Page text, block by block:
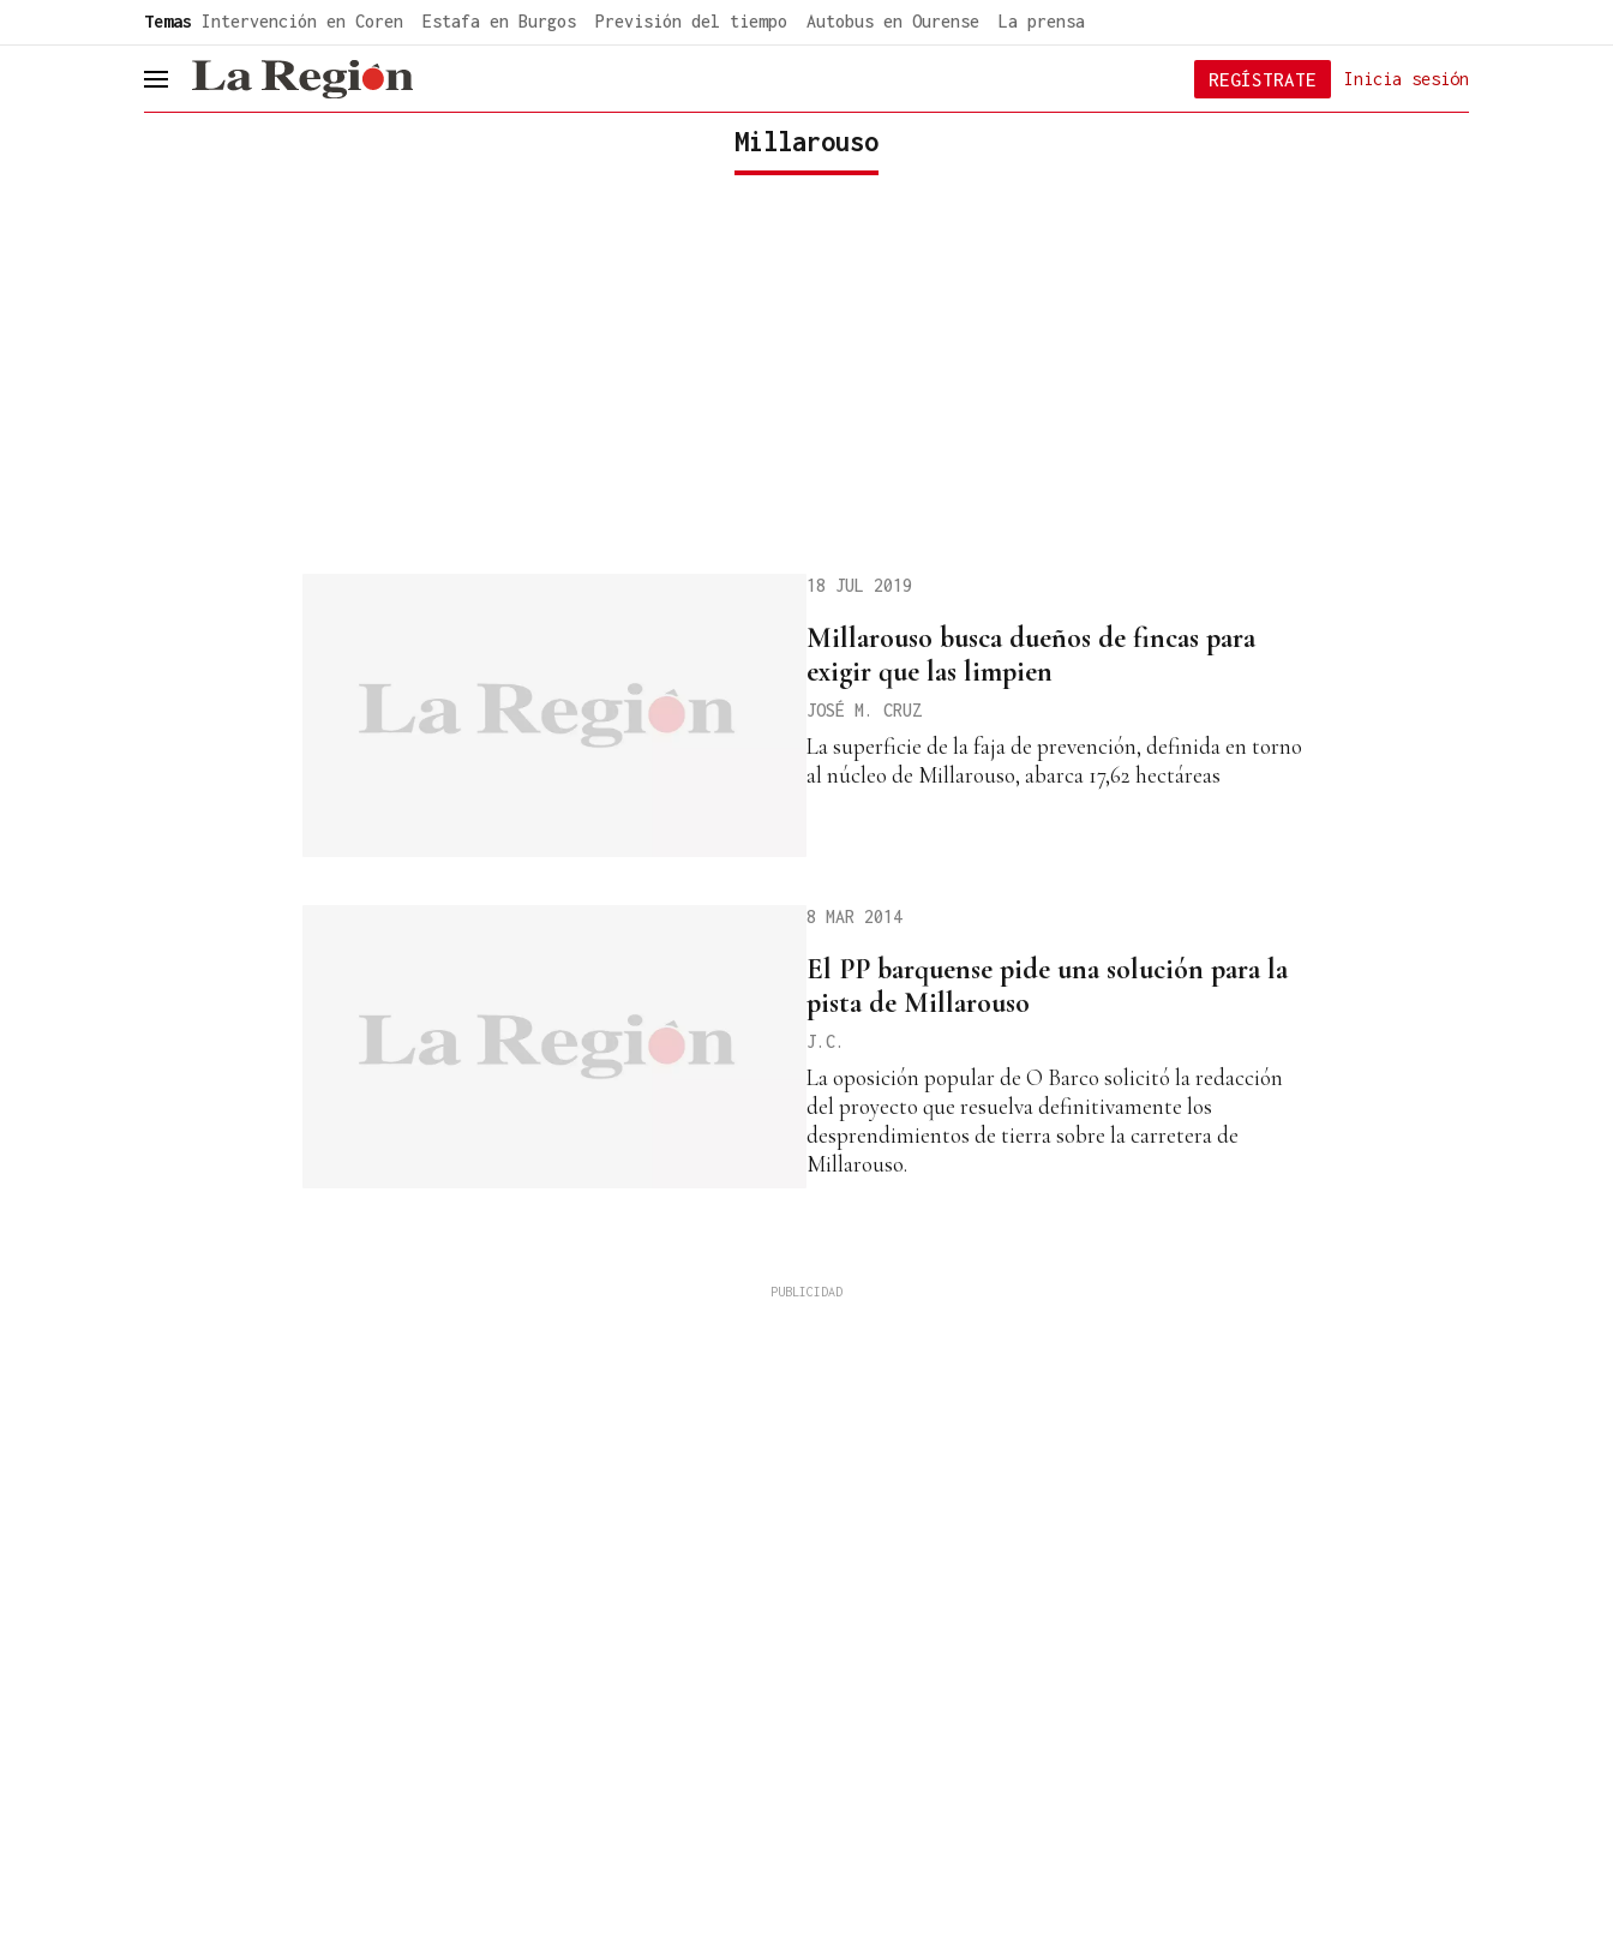
Temas Intervención en Coren Estafa en Burgos Previsión del tiempo Autobus en Ourense La prensa
header.menu.open Inicia sesión
REGÍSTRATE
Millarouso
18 JUL 2019
Millarouso busca dueños de fincas para
exigir que las limpien
JOSÉ M. CRUZ
La superficie de la faja de prevención, definida en torno
al núcleo de Millarouso, abarca 17,62 hectáreas
8 MAR 2014
El PP barquense pide una solución para la
pista de Millarouso
J.C.
La oposición popular de O Barco solicitó la redacción
del proyecto que resuelva definitivamente los
desprendimientos de tierra sobre la carretera de
Millarouso.